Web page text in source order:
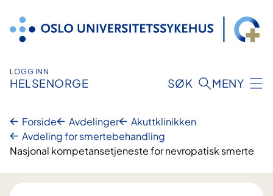
innhold
LOGG INN
HELSENORGE SØK MENY
Forside Avdelinger
Akuttklinikken
Avdeling for smertebehandling
Nasjonal kompetansetjeneste for nevropatisk smerte